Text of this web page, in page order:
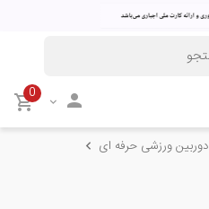
0
دوربین ورزشی حرفه ای